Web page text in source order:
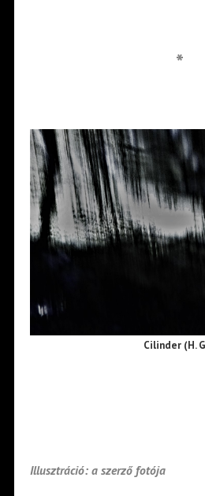
*
Cilinder (H.
Illusztráció: a szerző fotója